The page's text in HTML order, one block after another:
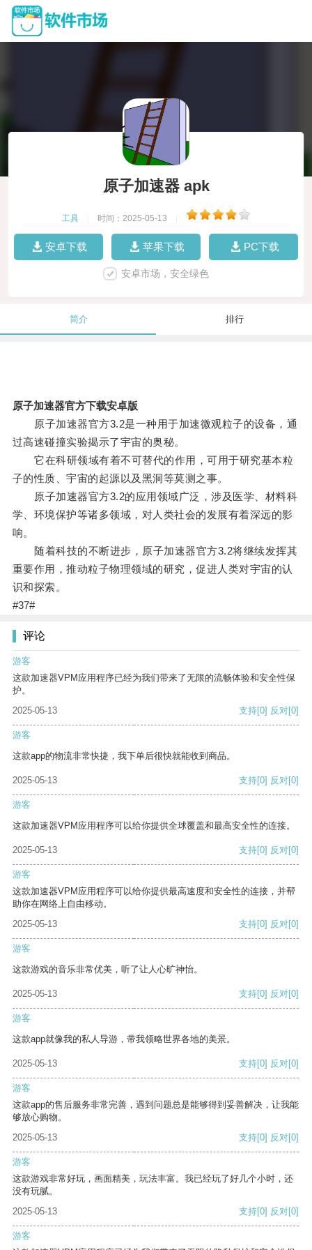
原子加速器 apk
工具 时间：2025-05-13
安卓下载 苹果下载 PC下载
安卓市场，安全绿色
简介 排行
原子加速器官方下载安卓版
原子加速器官方3.2是一种用于加速微观粒子的设备，通
过高速碰撞实验揭示了宇宙的奥秘。
它在科研领域有着不可替代的作用，可用于研究基本粒
子的性质、宇宙的起源以及黑洞等莫测之事。
原子加速器官方3.2的应用领域广泛，涉及医学、材料科
学、环境保护等诸多领域，对人类社会的发展有着深远的影
响。
随着科技的不断进步，原子加速器官方3.2将继续发挥其
重要作用，推动粒子物理领域的研究，促进人类对宇宙的认
识和探索。
#37#
评论
游客
这款加速器VPM应用程序已经为我们带来了无限的流畅体验和安全性保
护。
2025-05-13
支持[0] 反对[0]
游客
这款app的物流非常快捷，我下单后很快就能收到商品。
2025-05-13 支持[0] 反对[0]
游客
这款加速器VPM应用程序可以给你提供全球覆盖和最高安全性的连接。
2025-05-13 支持[0] 反对[0]
游客
这款加速器VPM应用程序可以给你提供最高速度和安全性的连接，并帮
助你在网络上自由移动。
2025-05-13
支持[0] 反对[0]
游客
这款游戏的音乐非常优美，听了让人心旷神怡。
2025-05-13 支持[0] 反对[0]
游客
这款app就像我的私人导游，带我领略世界各地的美景。
2025-05-13 支持[0] 反对[0]
游客
这款app的售后服务非常完善，遇到问题总是能够得到妥善解决，让我能
够放心购物。
2025-05-13
支持[0] 反对[0]
游客
这款游戏非常好玩，画面精美，玩法丰富。我已经玩了好几个小时，还
没有玩腻。
2025-05-13
支持[0] 反对[0]
游客